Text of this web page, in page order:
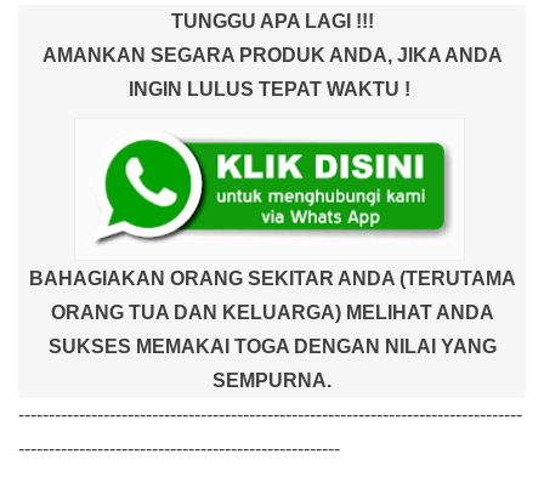
TUNGGU APA LAGI !!!
AMANKAN SEGARA PRODUK ANDA, JIKA ANDA
INGIN LULUS TEPAT WAKTU !
BAHAGIAKAN ORANG SEKITAR ANDA (TERUTAMA
ORANG TUA DAN KELUARGA) MELIHAT ANDA
SUKSES MEMAKAI TOGA DENGAN NILAI YANG
SEMPURNA.
-----------------------------------------------------------------------------------
-----------------------------------------------------